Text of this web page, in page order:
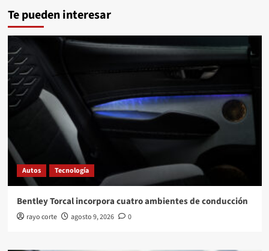
Te pueden interesar
Autos Tecnología
Bentley Torcal incorpora cuatro ambientes de conducción
rayo corte agosto 9, 2026 0